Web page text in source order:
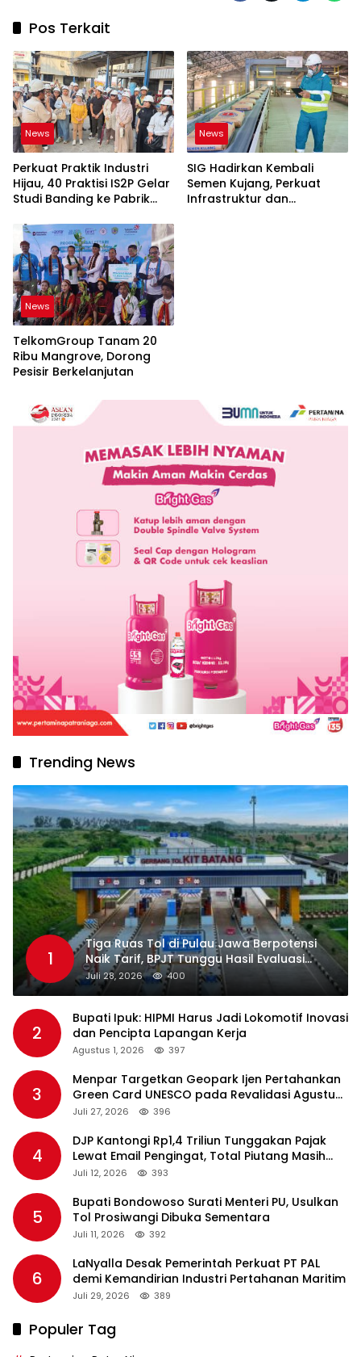
Pos Terkait
News
Perkuat Praktik Industri
Hijau, 40 Praktisi IS2P Gelar
Studi Banding ke Pabrik
News
SIG Hadirkan Kembali
Semen Kujang, Perkuat
Infrastruktur dan
News
TelkomGroup Tanam 20
Ribu Mangrove, Dorong
Pesisir Berkelanjutan
Trending News
1
Tiga Ruas Tol di Pulau Jawa Berpotensi
Naik Tarif, BPJT Tunggu Hasil Evaluasi
Standar Pelayanan
Juli 28, 2026 400
2
Bupati Ipuk: HIPMI Harus Jadi Lokomotif Inovasi
dan Pencipta Lapangan Kerja
Agustus 1, 2026 397
3
Menpar Targetkan Geopark Ijen Pertahankan
Green Card UNESCO pada Revalidasi Agustus
2026
Juli 27, 2026 396
4
DJP Kantongi Rp1,4 Triliun Tunggakan Pajak
Lewat Email Pengingat, Total Piutang Masih
Rp36 Triliun
Juli 12, 2026 393
5
Bupati Bondowoso Surati Menteri PU, Usulkan
Tol Prosiwangi Dibuka Sementara
Juli 11, 2026 392
6
LaNyalla Desak Pemerintah Perkuat PT PAL
demi Kemandirian Industri Pertahanan Maritim
Juli 29, 2026 389
Populer Tag